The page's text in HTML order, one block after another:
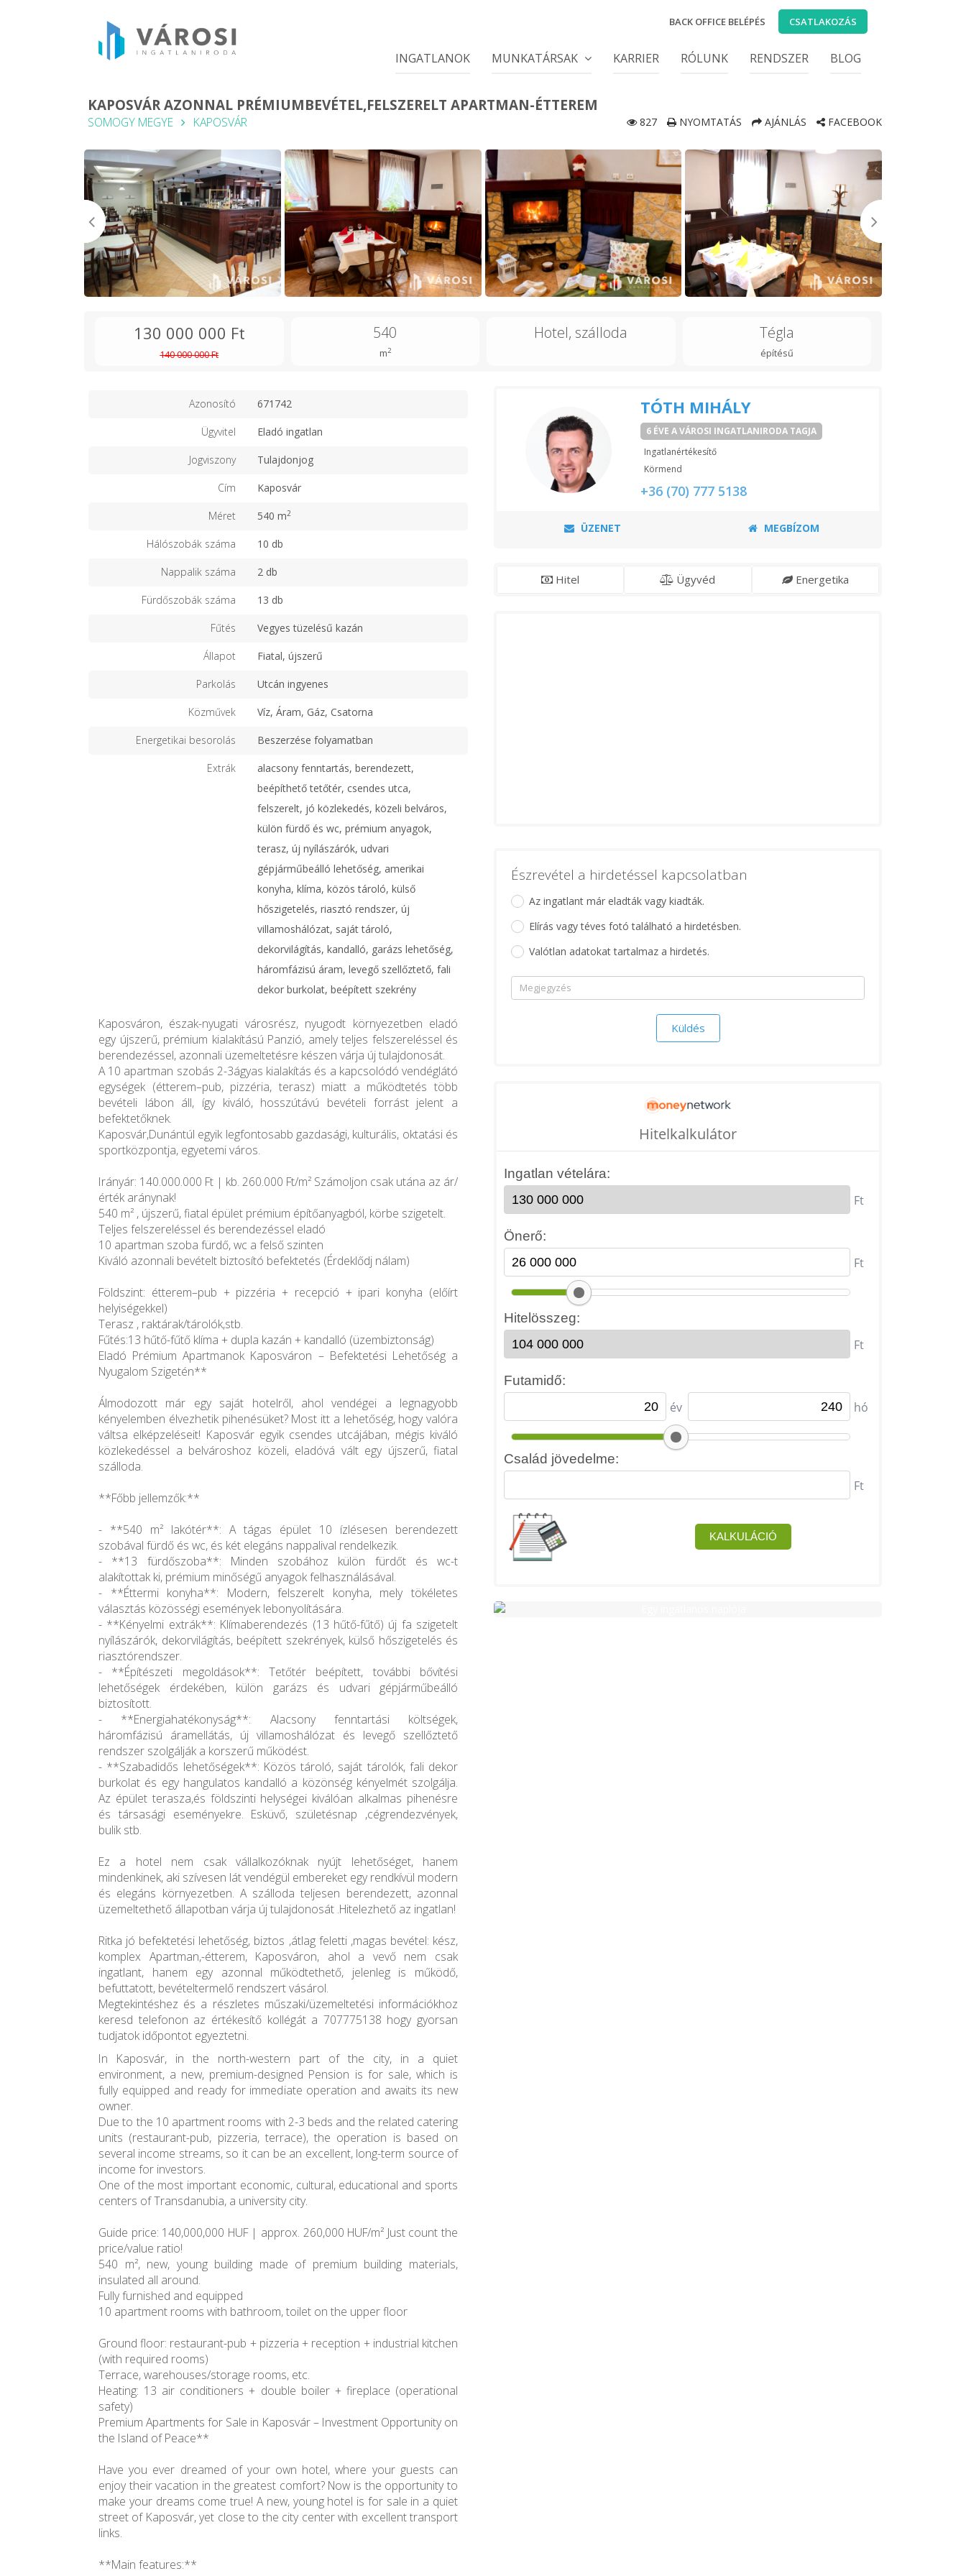
BACK OFFICE BELÉPÉS CSATLAKOZÁS
INGATLANOK MUNKATÁRSAK KARRIER RÓLUNK RENDSZER BLOG
KAPOSVÁR AZONNAL PRÉMIUMBEVÉTEL,FELSZERELT APARTMAN-ÉTTEREM
SOMOGY MEGYE KAPOSVÁR 827 NYOMTATÁS AJÁNLÁS FACEBOOK
130 000 000 Ft
140 000 000 Ft
540
m2
Hotel, szálloda Tégla
építésű
Azonosító 671742
Ügyvitel Eladó ingatlan
Jogviszony Tulajdonjog
Cím Kaposvár
Méret 540 m2
Hálószobák száma 10 db
Nappalik száma 2 db
Fürdőszobák száma 13 db
Fűtés Vegyes tüzelésű kazán
Állapot Fiatal, újszerű
Parkolás Utcán ingyenes
Közművek Víz, Áram, Gáz, Csatorna
Energetikai besorolás Beszerzése folyamatban
Extrák
alacsony fenntartás, berendezett,
beépíthető tetőtér, csendes utca,
felszerelt, jó közlekedés, közeli belváros,
külön fürdő és wc, prémium anyagok,
terasz, új nyílászárók, udvari
gépjárműbeálló lehetőség, amerikai
konyha, klíma, közös tároló, külső
hőszigetelés, riasztó rendszer, új
villamoshálózat, saját tároló,
dekorvilágítás, kandalló, garázs lehetőség,
háromfázisú áram, levegő szellőztető, fali
dekor burkolat, beépített szekrény
Kaposváron, észak-nyugati városrész, nyugodt környezetben eladó
egy újszerű, prémium kialakítású Panzió, amely teljes felszereléssel és
berendezéssel, azonnali üzemeltetésre készen várja új tulajdonosát.
A 10 apartman szobás 2-3ágyas kialakítás és a kapcsolódó vendéglátó
egységek (étterem–pub, pizzéria, terasz) miatt a működtetés több
bevételi lábon áll, így kiváló, hosszútávú bevételi forrást jelent a
befektetőknek.
Kaposvár,Dunántúl egyik legfontosabb gazdasági, kulturális, oktatási és
sportközpontja, egyetemi város.
Irányár: 140.000.000 Ft | kb. 260.000 Ft/m² Számoljon csak utána az ár/
érték aránynak!
540 m² , újszerű, fiatal épület prémium építőanyagból, körbe szigetelt.
Teljes felszereléssel és berendezéssel eladó
10 apartman szoba fürdő, wc a felső szinten
Kiváló azonnali bevételt biztosító befektetés (Érdeklődj nálam)
Földszint: étterem–pub + pizzéria + recepció + ipari konyha (előírt
helyiségekkel)
Terasz , raktárak/tárolók,stb.
Fűtés:13 hűtő-fűtő klíma + dupla kazán + kandalló (üzembiztonság)
Eladó Prémium Apartmanok Kaposváron – Befektetési Lehetőség a
Nyugalom Szigetén**
Álmodozott már egy saját hotelről, ahol vendégei a legnagyobb
kényelemben élvezhetik pihenésüket? Most itt a lehetőség, hogy valóra
váltsa elképzeléseit! Kaposvár egyik csendes utcájában, mégis kiváló
közlekedéssel a belvároshoz közeli, eladóvá vált egy újszerű, fiatal
szálloda.
**Főbb jellemzők:**
- **540 m² lakótér**: A tágas épület 10 ízlésesen berendezett
szobával fürdő és wc, és két elegáns nappalival rendelkezik.
- **13 fürdőszoba**: Minden szobához külön fürdőt és wc-t
alakítottak ki, prémium minőségű anyagok felhasználásával.
- **Éttermi konyha**: Modern, felszerelt konyha, mely tökéletes
választás közösségi események lebonyolítására.
- **Kényelmi extrák**: Klímaberendezés (13 hűtő-fűtő) új fa szigetelt
nyílászárók, dekorvilágítás, beépített szekrények, külső hőszigetelés és
riasztórendszer.
- **Építészeti megoldások**: Tetőtér beépített, további bővítési
lehetőségek érdekében, külön garázs és udvari gépjárműbeálló
biztosított.
- **Energiahatékonyság**: Alacsony fenntartási költségek,
háromfázisú áramellátás, új villamoshálózat és levegő szellőztető
rendszer szolgálják a korszerű működést.
- **Szabadidős lehetőségek**: Közös tároló, saját tárolók, fali dekor
burkolat és egy hangulatos kandalló a közönség kényelmét szolgálja.
Az épület terasza,és földszinti helységei kiválóan alkalmas pihenésre
és társasági eseményekre. Esküvő, születésnap ,cégrendezvények,
bulik stb.
Ez a hotel nem csak vállalkozóknak nyújt lehetőséget, hanem
mindenkinek, aki szívesen lát vendégül embereket egy rendkívül modern
és elegáns környezetben. A szálloda teljesen berendezett, azonnal
üzemeltethető állapotban várja új tulajdonosát .Hitelezhető az ingatlan!
Ritka jó befektetési lehetőség, biztos ,átlag feletti ,magas bevétel: kész,
komplex Apartman,-étterem, Kaposváron, ahol a vevő nem csak
ingatlant, hanem egy azonnal működtethető, jelenleg is működő,
befuttatott, bevételtermelő rendszert vásárol.
Megtekintéshez és a részletes műszaki/üzemeltetési információkhoz
keresd telefonon az értékesítő kollégát a 707775138 hogy gyorsan
tudjatok időpontot egyeztetni.
In Kaposvár, in the north-western part of the city, in a quiet
environment, a new, premium-designed Pension is for sale, which is
fully equipped and ready for immediate operation and awaits its new
owner.
Due to the 10 apartment rooms with 2-3 beds and the related catering
units (restaurant-pub, pizzeria, terrace), the operation is based on
several income streams, so it can be an excellent, long-term source of
income for investors.
One of the most important economic, cultural, educational and sports
centers of Transdanubia, a university city.
Guide price: 140,000,000 HUF | approx. 260,000 HUF/m² Just count the
price/value ratio!
540 m², new, young building made of premium building materials,
insulated all around.
Fully furnished and equipped
10 apartment rooms with bathroom, toilet on the upper floor
Ground floor: restaurant-pub + pizzeria + reception + industrial kitchen
(with required rooms)
Terrace, warehouses/storage rooms, etc.
Heating: 13 air conditioners + double boiler + fireplace (operational
safety)
Premium Apartments for Sale in Kaposvár – Investment Opportunity on
the Island of Peace**
Have you ever dreamed of your own hotel, where your guests can
enjoy their vacation in the greatest comfort? Now is the opportunity to
make your dreams come true! A new, young hotel is for sale in a quiet
street of Kaposvár, yet close to the city center with excellent transport
links.
**Main features:**
TÓTH MIHÁLY
6 ÉVE A VÁROSI INGATLANIRODA TAGJA
Ingatlanértékesítő
Körmend
+36 (70) 777 5138
ÜZENET MEGBÍZOM
Hitel Ügyvéd Energetika
Észrevétel a hirdetéssel kapcsolatban
Az ingatlant már eladták vagy kiadták.
Elírás vagy téves fotó található a hirdetésben.
Valótlan adatokat tartalmaz a hirdetés.